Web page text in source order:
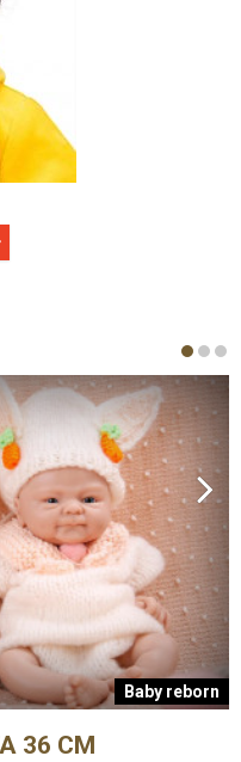
Baby reborn
36 CM